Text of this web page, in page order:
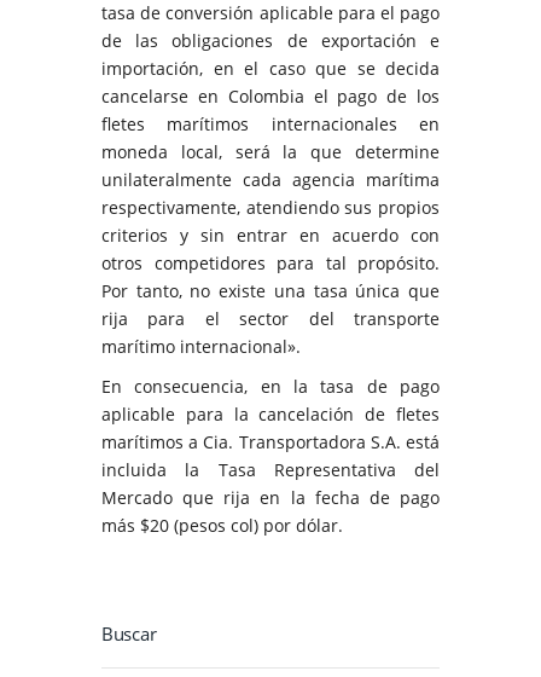
tasa de conversión aplicable para el pago
de las obligaciones de exportación e
importación, en el caso que se decida
cancelarse en Colombia el pago de los
fletes marítimos internacionales en
moneda local, será la que determine
unilateralmente cada agencia marítima
respectivamente, atendiendo sus propios
criterios y sin entrar en acuerdo con
otros competidores para tal propósito.
Por tanto, no existe una tasa única que
rija para el sector del transporte
marítimo internacional».
En consecuencia, en la tasa de pago
aplicable para la cancelación de fletes
marítimos a Cia. Transportadora S.A. está
incluida la Tasa Representativa del
Mercado que rija en la fecha de pago
más $20 (pesos col) por dólar.
Buscar